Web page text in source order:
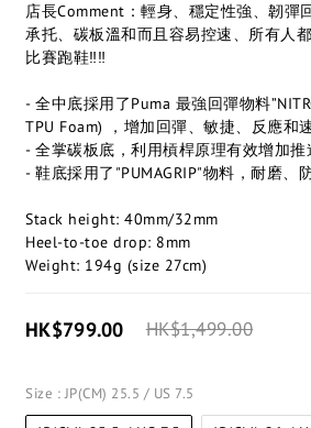
店長Comment：輕身、穩定性強、韌彈
承托、碳板溫和而且容易控速、所有人
比賽跑鞋‼️‼️
- 全中底採用了Puma 最強回彈物料
TPU Foam) ，增加回彈、敏捷、反應和
- 全掌碳板底，利用槓桿原理有效增加推
- 鞋底採用了"PUMAGRIP"物料，耐磨、
Stack height: 40mm/32mm
Heel-to-toe drop: 8mm
Weight: 194g (size 27cm)​
HK$799.00 HK$1,499.00
Size : JP(CM) 25.5 / US 7.5